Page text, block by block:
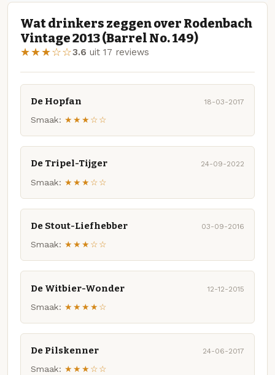
Wat drinkers zeggen over Rodenbach
Vintage 2013 (Barrel No. 149)
★★★☆☆3.6 uit 17 reviews
De Hopfan 18-03-2017
Smaak: ★★★☆☆
De Tripel-Tijger 24-09-2022
Smaak: ★★★☆☆
De Stout-Liefhebber 03-09-2016
Smaak: ★★★☆☆
De Witbier-Wonder 12-12-2015
Smaak: ★★★★☆
De Pilskenner 24-06-2017
Smaak: ★★★☆☆